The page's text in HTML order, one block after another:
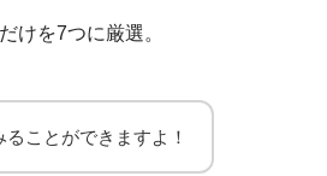
けを7つに厳選。
ことができますよ！